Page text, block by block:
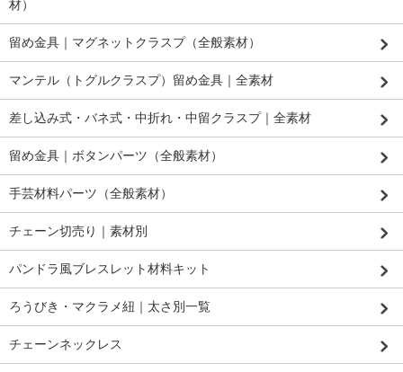
材）
留め金具｜マグネットクラスプ（全般素材）
マンテル（トグルクラスプ）留め金具｜全素材
差し込み式・バネ式・中折れ・中留クラスプ｜全素材
留め金具｜ボタンパーツ（全般素材）
手芸材料パーツ（全般素材）
チェーン切売り｜素材別
パンドラ風ブレスレット材料キット
ろうびき・マクラメ紐｜太さ別一覧
チェーンネックレス